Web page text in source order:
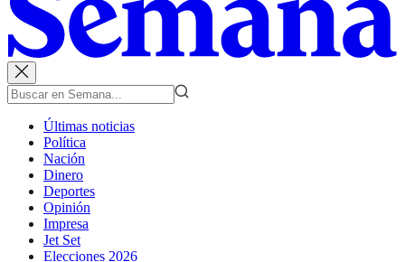
Últimas noticias
Política
Nación
Dinero
Deportes
Opinión
Impresa
Jet Set
Elecciones 2026